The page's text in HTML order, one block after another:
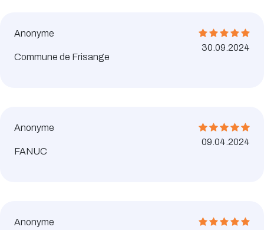
Anonyme
Commune de Frisange
30.09.2024
Anonyme
FANUC
09.04.2024
Anonyme